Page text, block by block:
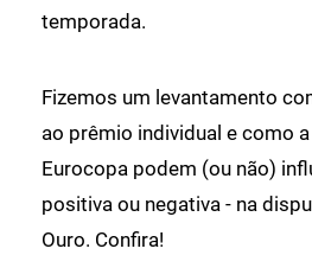
temporada.
Fizemos um levantamento
ao prêmio individual e como
Eurocopa podem (ou não)
positiva ou negativa - na
Ouro. Confira!